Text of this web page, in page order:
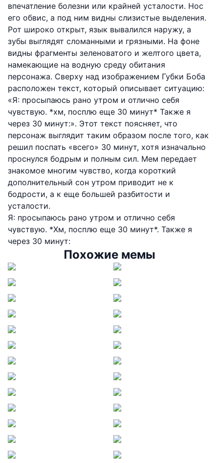
впечатление болезни или крайней усталости. Нос
его обвис, а под ним видны слизистые выделения.
Рот широко открыт, язык вывалился наружу, а
зубы выглядят сломанными и грязными. На фоне
видны фрагменты зеленоватого и желтого цвета,
намекающие на водную среду обитания
персонажа. Сверху над изображением Губки Боба
расположен текст, который описывает ситуацию:
«Я: просыпаюсь рано утром и отлично себя
чувствую. *хм, посплю еще 30 минут* Также я
через 30 минут:». Этот текст поясняет, что
персонаж выглядит таким образом после того, как
решил поспать «всего» 30 минут, хотя изначально
проснулся бодрым и полным сил. Мем передает
знакомое многим чувство, когда короткий
дополнительный сон утром приводит не к
бодрости, а к еще большей разбитости и
усталости.
Я: просыпаюсь рано утром и отлично себя
чувствую. *Хм, посплю еще 30 минут*. Также я
через 30 минут:
Похожие мемы